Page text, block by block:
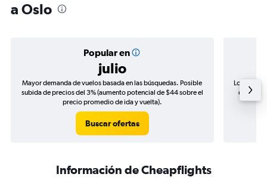
a Oslo
Popular en
julio
Mayor demanda de vuelos basada en las búsquedas. Posible
subida de precios del 3% (aumento potencial de $44 sobre el
precio promedio de ida y vuelta).
Buscar ofertas
Los
de
Información de Cheapflights